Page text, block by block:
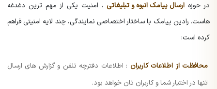
در حوزه ارسال پیامک انبوه و تبلیغاتی، امنیت یکی از مهم ترین دغدغه
هاست. رادین پیامک با ساختار اختصاصی نمایندگی، چند لایه امنیتی فراهم
کرده است:
محافظت از اطلاعات کاربران : اطلاعات دفترچه تلفن و گزارش های ارسال
تنها در اختیار شما و کاربران تان خواهد بود.